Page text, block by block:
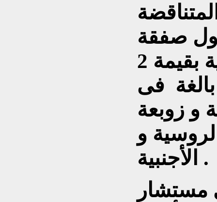
صفقة
بقيمة 2
بالغة فى
و زوبعة
و
الأجنبية .
مستشار